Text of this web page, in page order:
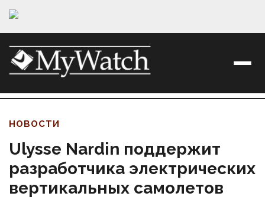
НОВОСТИ
Ulysse Nardin поддержит
разработчика электрических
вертикальных самолетов